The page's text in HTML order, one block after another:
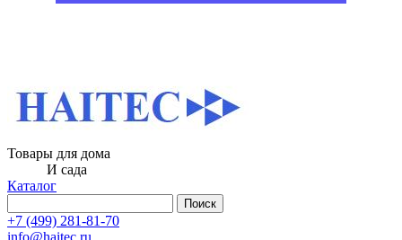
Товары для дома
И сада
Каталог
Поиск
+7 (499) 281-81-70
info@haitec.ru